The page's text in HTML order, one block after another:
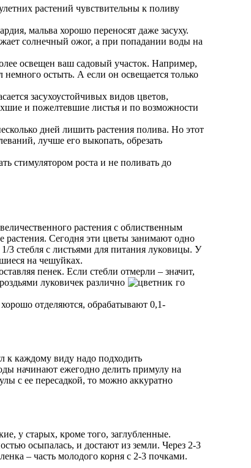
растений чувствительны к поливу
мальва хорошо переносят даже засуху.
солнечный ожог, а при попадании воды на
освещен ваш садовый участок. Например,
остыть. А если он освещается только
засухоустойчивых видов цветов,
и пожелтевшие листья и по возможности
дней лишить растения полива. Но этот
лучше его выкопать, обрезать
стимулятором роста и не поливать до
растения с облиственным
Сегодня эти цветы занимают одно
3 стебля с листьями для питания луковицы. У
на чешуйках.
пенек. Если стебли отмерли – значит,
луковичек различно
го
отделяются, обрабатывают 0,1-
к каждому виду надо подходить
начинают ежегодно делить примулу на
с ее пересадкой, то можно аккуратно
у старых, кроме того, заглубленные.
осыпалась, и достают из земли. Через 2-3
– часть молодого корня с 2-3 почками.